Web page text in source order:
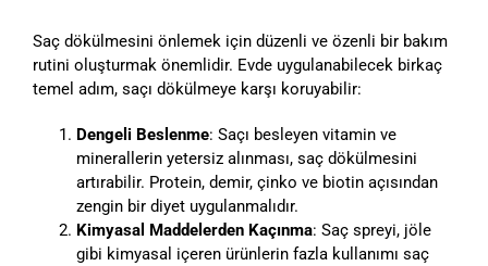
Saç dökülmesini önlemek için düzenli ve özenli bir bakım
rutini oluşturmak önemlidir. Evde uygulanabilecek birkaç
temel adım, saçı dökülmeye karşı koruyabilir:
Dengeli Beslenme: Saçı besleyen vitamin ve
minerallerin yetersiz alınması, saç dökülmesini
artırabilir. Protein, demir, çinko ve biotin açısından
zengin bir diyet uygulanmalıdır.
Kimyasal Maddelerden Kaçınma: Saç spreyi, jöle
gibi kimyasal içeren ürünlerin fazla kullanımı saç